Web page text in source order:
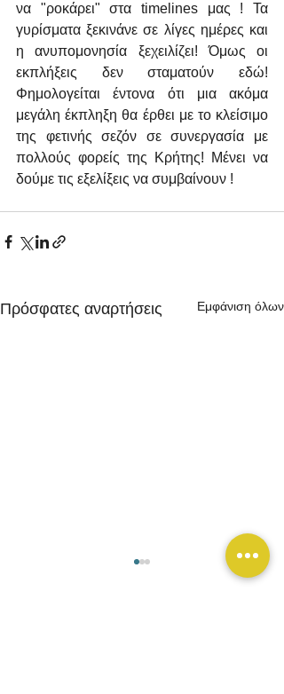
να "ροκάρει" στα timelines μας ! Τα
γυρίσματα ξεκινάνε σε λίγες ημέρες και
η ανυπομονησία ξεχειλίζει! Όμως οι
εκπλήξεις δεν σταματούν εδώ!
Φημολογείται έντονα ότι μια ακόμα
μεγάλη έκπληξη θα έρθει με το κλείσιμο
της φετινής σεζόν σε συνεργασία με
πολλούς φορείς της Κρήτης! Μένει να
δούμε τις εξελίξεις να συμβαίνουν !
Πρόσφατες αναρτήσεις Εμφάνιση όλων